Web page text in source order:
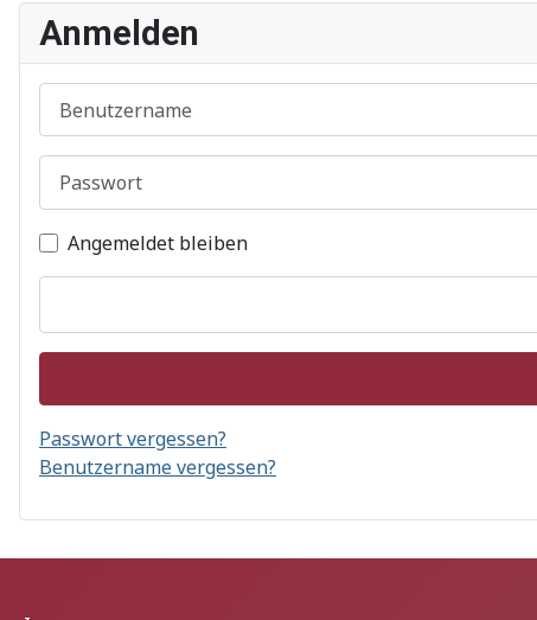
Anmelden
Angemeldet bleiben
Passwort vergessen?
Benutzername vergessen?